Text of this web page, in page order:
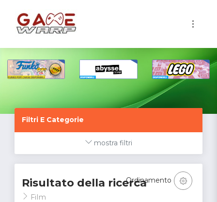
Filtri E Categorie
mostra filtri
Risultato della ricerca
Film
Ordinamento